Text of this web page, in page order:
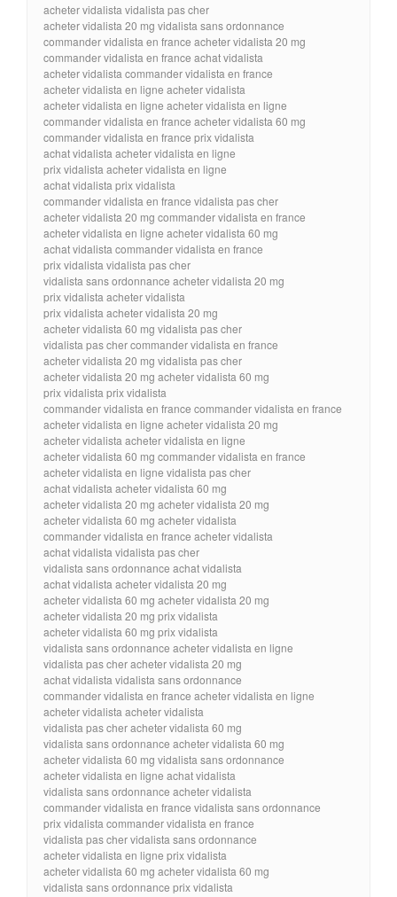
acheter vidalista vidalista pas cher
acheter vidalista 20 mg vidalista sans ordonnance
commander vidalista en france acheter vidalista 20 mg
commander vidalista en france achat vidalista
acheter vidalista commander vidalista en france
acheter vidalista en ligne acheter vidalista
acheter vidalista en ligne acheter vidalista en ligne
commander vidalista en france acheter vidalista 60 mg
commander vidalista en france prix vidalista
achat vidalista acheter vidalista en ligne
prix vidalista acheter vidalista en ligne
achat vidalista prix vidalista
commander vidalista en france vidalista pas cher
acheter vidalista 20 mg commander vidalista en france
acheter vidalista en ligne acheter vidalista 60 mg
achat vidalista commander vidalista en france
prix vidalista vidalista pas cher
vidalista sans ordonnance acheter vidalista 20 mg
prix vidalista acheter vidalista
prix vidalista acheter vidalista 20 mg
acheter vidalista 60 mg vidalista pas cher
vidalista pas cher commander vidalista en france
acheter vidalista 20 mg vidalista pas cher
acheter vidalista 20 mg acheter vidalista 60 mg
prix vidalista prix vidalista
commander vidalista en france commander vidalista en france
acheter vidalista en ligne acheter vidalista 20 mg
acheter vidalista acheter vidalista en ligne
acheter vidalista 60 mg commander vidalista en france
acheter vidalista en ligne vidalista pas cher
achat vidalista acheter vidalista 60 mg
acheter vidalista 20 mg acheter vidalista 20 mg
acheter vidalista 60 mg acheter vidalista
commander vidalista en france acheter vidalista
achat vidalista vidalista pas cher
vidalista sans ordonnance achat vidalista
achat vidalista acheter vidalista 20 mg
acheter vidalista 60 mg acheter vidalista 20 mg
acheter vidalista 20 mg prix vidalista
acheter vidalista 60 mg prix vidalista
vidalista sans ordonnance acheter vidalista en ligne
vidalista pas cher acheter vidalista 20 mg
achat vidalista vidalista sans ordonnance
commander vidalista en france acheter vidalista en ligne
acheter vidalista acheter vidalista
vidalista pas cher acheter vidalista 60 mg
vidalista sans ordonnance acheter vidalista 60 mg
acheter vidalista 60 mg vidalista sans ordonnance
acheter vidalista en ligne achat vidalista
vidalista sans ordonnance acheter vidalista
commander vidalista en france vidalista sans ordonnance
prix vidalista commander vidalista en france
vidalista pas cher vidalista sans ordonnance
acheter vidalista en ligne prix vidalista
acheter vidalista 60 mg acheter vidalista 60 mg
vidalista sans ordonnance prix vidalista